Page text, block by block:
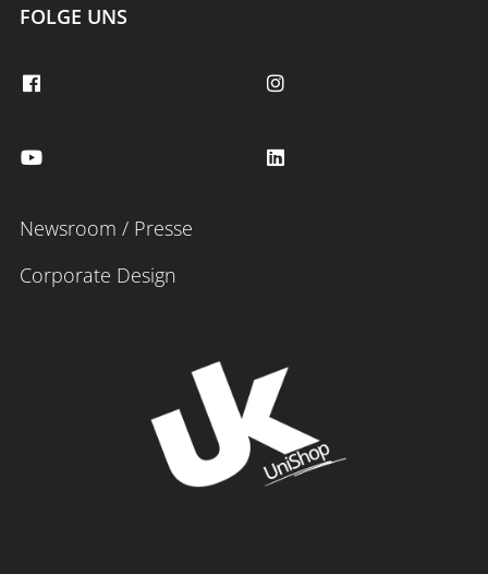
FOLGE UNS
Newsroom / Presse
Corporate Design